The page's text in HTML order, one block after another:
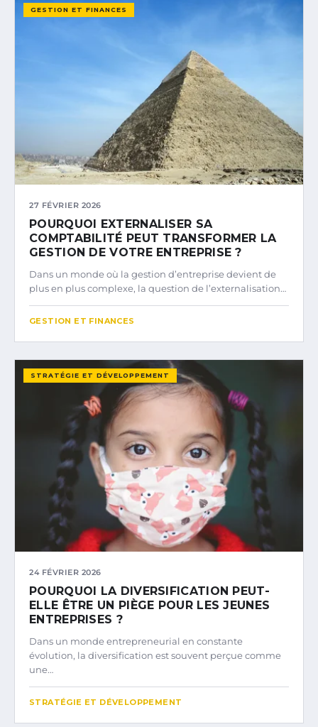
GESTION ET FINANCES
27 FÉVRIER 2026
POURQUOI EXTERNALISER SA
COMPTABILITÉ PEUT TRANSFORMER LA
GESTION DE VOTRE ENTREPRISE ?
Dans un monde où la gestion d’entreprise devient de
plus en plus complexe, la question de l’externalisation…
GESTION ET FINANCES
STRATÉGIE ET DÉVELOPPEMENT
24 FÉVRIER 2026
POURQUOI LA DIVERSIFICATION PEUT-
ELLE ÊTRE UN PIÈGE POUR LES JEUNES
ENTREPRISES ?
Dans un monde entrepreneurial en constante
évolution, la diversification est souvent perçue comme
une…
STRATÉGIE ET DÉVELOPPEMENT